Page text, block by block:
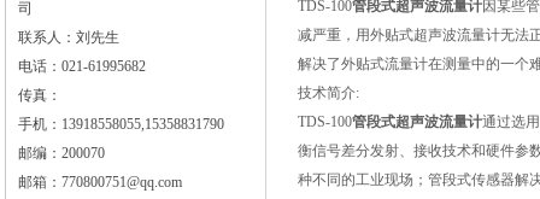
司
联系人：刘先生
电话：021-61995682
传真：
手机：13918558055,15358831790
邮编：200070
邮箱：770800751@qq.com
TDS-100管段式超声波流量计因某些
减严重，用外贴式超声波流量计无法
解决了外贴式流量计在测量中的一个
技术简介:
TDS-100管段式超声波流量计通过选
衡信号差分发射、接收技术和硬件参
种不同的工业现场；管段式传感器解